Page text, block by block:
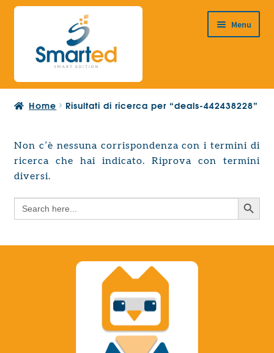
Vai
navigazione
Vai
contenuto
Menu
HOME
PRODOTTI
Espandi
il
child
PROGETTAZIONE EUROPEA
menu
child
Search
Home Risultati di ricerca per “deals-442438228”
Non c’è nessuna corrispondenza con i termini di
ricerca che hai indicato. Riprova con termini
diversi.
Search
for:
Search Button